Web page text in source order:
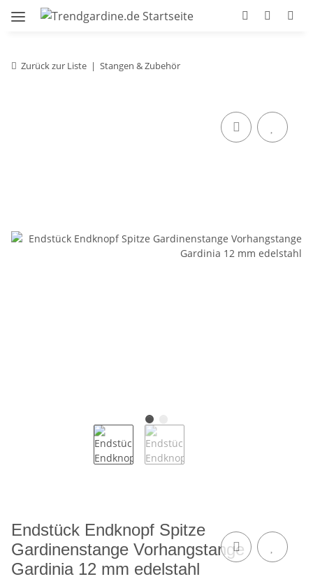
Zurück zur Liste Stangen & Zubehör
Endstück Endknopf Spitze
Gardinenstange Vorhangstange
Gardinia 12 mm edelstahl